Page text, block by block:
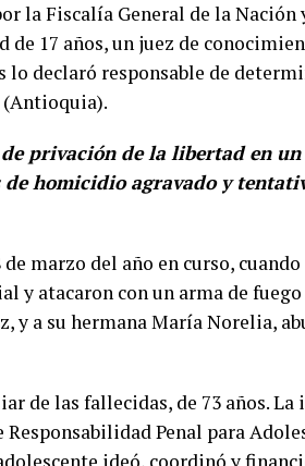
la Fiscalía General de la Nación
de 17 años, un juez de
lo declaró responsable de
(Antioquia).
privación de la libertad en
homicidio agravado y
marzo del año en curso,
y atacaron con un arma de
y a su hermana María Norelia,
de las fallecidas, de 73 años.
Penal para